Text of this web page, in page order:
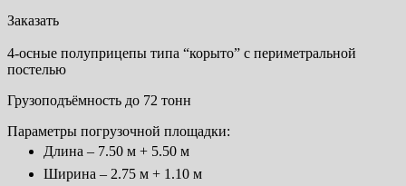
Заказать
4-осные полуприцепы типа “корыто” с периметральной
постелью
Грузоподъёмность до 72 тонн
Параметры погрузочной площадки:
Длина – 7.50 м + 5.50 м
Ширина – 2.75 м + 1.10 м